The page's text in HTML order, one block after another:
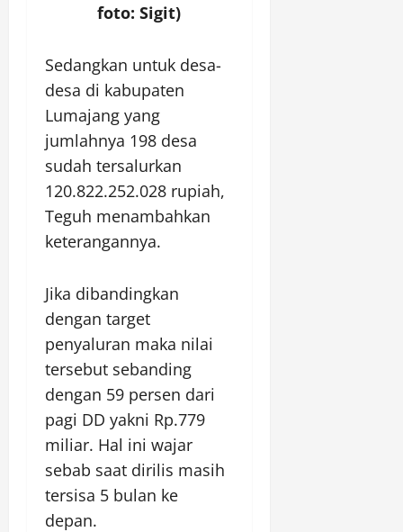
foto: Sigit)
Sedangkan untuk desa-
desa di kabupaten
Lumajang yang
jumlahnya 198 desa
sudah tersalurkan
120.822.252.028 rupiah,
Teguh menambahkan
keterangannya.
Jika dibandingkan
dengan target
penyaluran maka nilai
tersebut sebanding
dengan 59 persen dari
pagi DD yakni Rp.779
miliar. Hal ini wajar
sebab saat dirilis masih
tersisa 5 bulan ke
depan.